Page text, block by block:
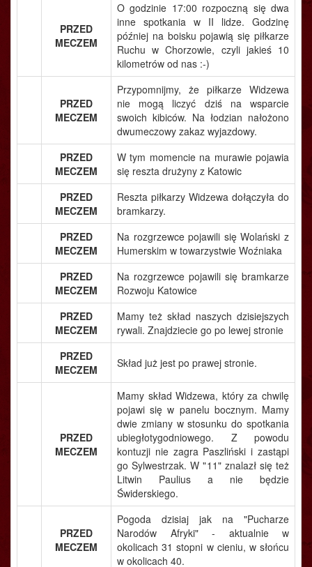
PRZED
MECZEM
O godzinie 17:00 rozpoczną się dwa
inne spotkania w II lidze. Godzinę
później na boisku pojawią się piłkarze
Ruchu w Chorzowie, czyli jakieś 10
kilometrów od nas :-)
PRZED
MECZEM
Przypomnijmy, że piłkarze Widzewa
nie mogą liczyć dziś na wsparcie
swoich kibiców. Na łodzian nałożono
dwumeczowy zakaz wyjazdowy.
PRZED
MECZEM
W tym momencie na murawie pojawia
się reszta drużyny z Katowic
PRZED
MECZEM
Reszta piłkarzy Widzewa dołączyła do
bramkarzy.
PRZED
MECZEM
Na rozgrzewce pojawili się Wolański z
Humerskim w towarzystwie Woźniaka
PRZED
MECZEM
Na rozgrzewce pojawili się bramkarze
Rozwoju Katowice
PRZED
MECZEM
Mamy też skład naszych dzisiejszych
rywali. Znajdziecie go po lewej stronie
PRZED
MECZEM
Skład już jest po prawej stronie.
PRZED
MECZEM
Mamy skład Widzewa, który za chwilę
pojawi się w panelu bocznym. Mamy
dwie zmiany w stosunku do spotkania
ubiegłotygodniowego. Z powodu
kontuzji nie zagra Paszliński i zastąpi
go Sylwestrzak. W "11" znalazł się też
Litwin Paulius a nie będzie
Świderskiego.
PRZED
MECZEM
Pogoda dzisiaj jak na "Pucharze
Narodów Afryki" - aktualnie w
okolicach 31 stopni w cieniu, w słońcu
w okolicach 40.